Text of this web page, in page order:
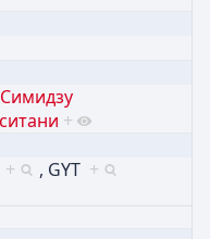
+
+ , GYT +